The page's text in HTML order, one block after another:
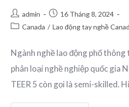
admin
16 Tháng 8, 2024
Canada / Lao động tay nghề
Ngành nghề lao động phổ thông
phân loại nghề nghiệp quốc gia
TEER 5 còn gọi là semi-skilled.